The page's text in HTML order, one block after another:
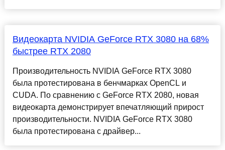
Видеокарта NVIDIA GeForce RTX 3080 на 68%
быстрее RTX 2080
Производительность NVIDIA GeForce RTX 3080
была протестирована в бенчмарках OpenCL и
CUDA. По сравнению с GeForce RTX 2080, новая
видеокарта демонстрирует впечатляющий прирост
производительности. NVIDIA GeForce RTX 3080
была протестирована с драйвер...